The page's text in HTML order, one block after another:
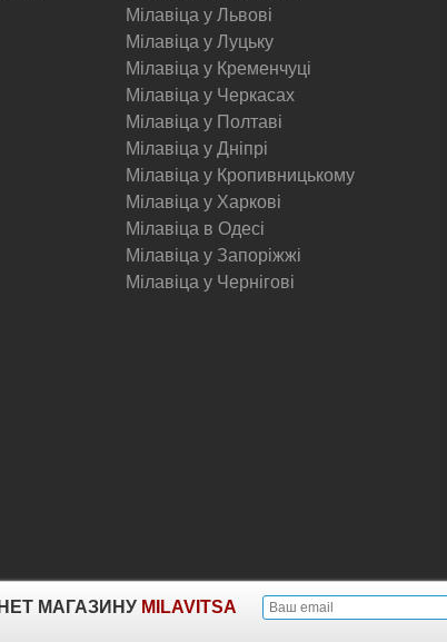
Мілавіца у Львові
Мілавіца у Луцьку
Мілавіца у Кременчуці
Мілавіца у Черкасах
Мілавіца у Полтаві
Мілавіца у Дніпрі
Мілавіца у Кропивницькому
Мілавіца у Харкові
Мілавіца в Одесі
Мілавіца у Запоріжжі
Мілавіца у Чернігові
МАГАЗИНУ MILAVITSA
© Milavitsa.